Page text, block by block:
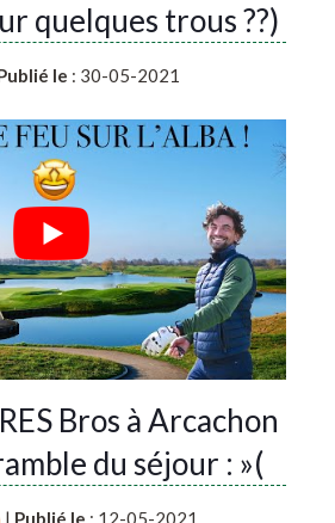
quelques trous ??)
le : 30-05-2021
Bros à Arcachon
du séjour : »(
| Publié le : 12-05-2021